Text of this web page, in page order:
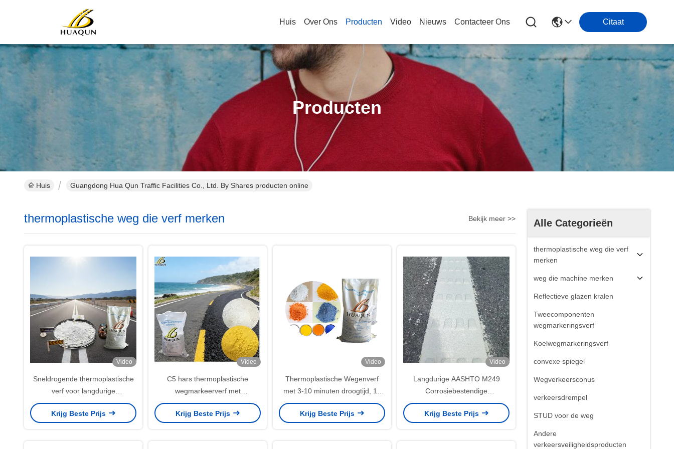
Huis Over Ons Producten Video Nieuws Contacteer Ons Citaat
Producten
Huis Guangdong Hua Qun Traffic Facilities Co., Ltd. By Shares producten online
Alle Categorieën
thermoplastische weg die verf
merken
weg die machine merken
Reflectieve glazen kralen
Tweecomponenten
wegmarkeringsverf
Koelwegmarkeringsverf
convexe spiegel
Wegverkeersconus
verkeersdrempel
STUD voor de weg
Andere
verkeersveiligheidsproducten
thermoplastische weg die verf merken Bekijk meer >>
Video
Sneldrogende thermoplastische
verf voor langdurige
duurzaamheid onder zwaar
verkeer wegbewijzering
Krijg Beste Prijs
Video
C5 hars thermoplastische
wegmarkeerverf met
sneldrogend (3-10 minuten) en
hoge temperatuur applicatie
Krijg Beste Prijs
Video
Thermoplastische Wegenverf
met 3-10 minuten droogtijd, 12
maanden houdbaarheid en
waterdichte UV-bestendigheid
Krijg Beste Prijs
Video
Langdurige AASHTO M249
Corrosiebestendige
Thermoplastische Verf voor
Wegaanduiding
Krijg Beste Prijs